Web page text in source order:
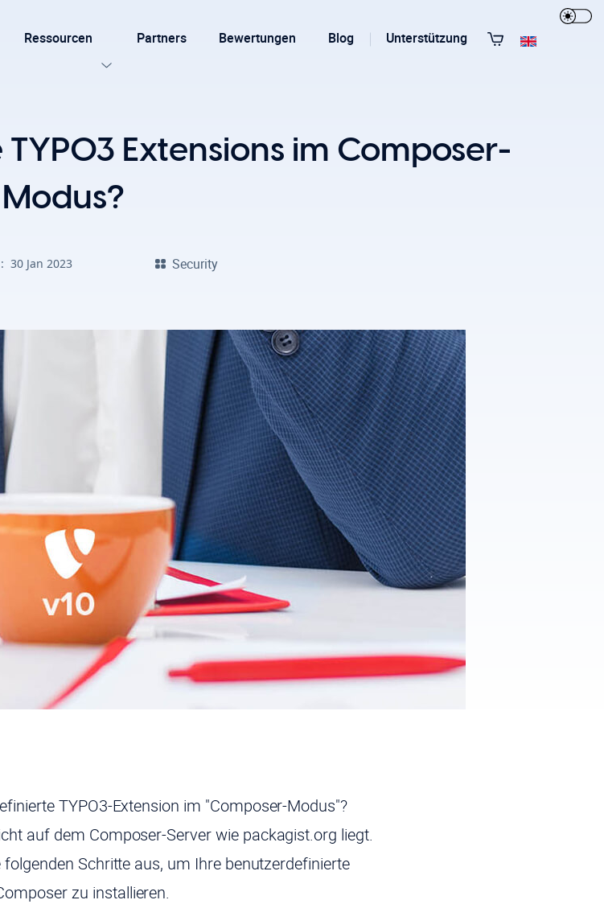
und Entwickler – entwickelt für
T3 Shri T3 Avatar
Ressourcen Partners Bewertungen Blog Unterstützung
Extensions im Composer-
Modus?
:30 Jan 2023 Security
TYPO3-Extension im "Composer-Modus"?
auf dem Composer-Server wie packagist.org liegt.
Schritte aus, um Ihre benutzerdefinierte
zu installieren.